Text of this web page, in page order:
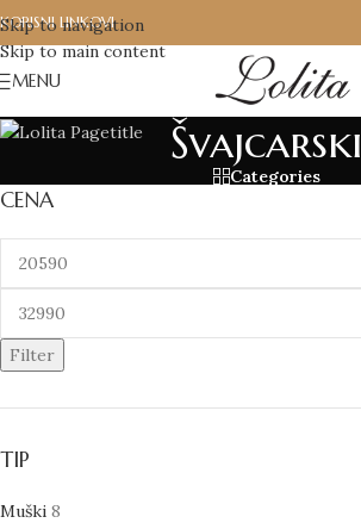
Skip to navigation
Skip to main content
KORISNI LINKOVI
MENU
Švajcarski
Categories
CENA
Filter
TIP
Muški 8